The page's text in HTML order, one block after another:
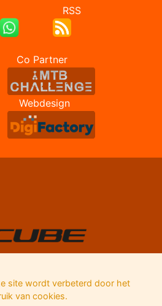
RSS
Partner
site wordt verbeterd door het
van cookies.